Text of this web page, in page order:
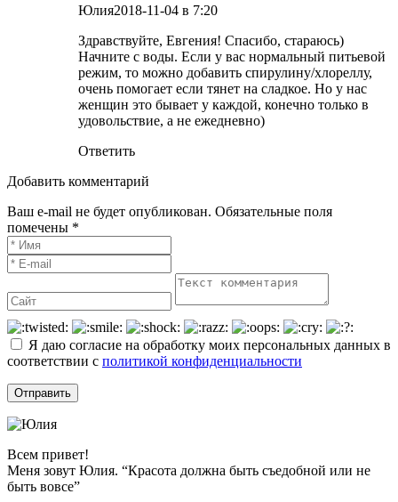
Юлия2018-11-04 в 7:20
Здравствуйте, Евгения! Спасибо, стараюсь)
Начните с воды. Если у вас нормальный питьевой
режим, то можно добавить спирулину/хлореллу,
очень помогает если тянет на сладкое. Но у нас
женщин это бывает у каждой, конечно только в
удовольствие, а не ежедневно)
Ответить
Добавить комментарий
Ваш e-mail не будет опубликован. Обязательные поля
помечены *
Я даю согласие на обработку моих персональных данных в
соответствии с политикой конфиденциальности
Всем привет!
Меня зовут Юлия. “Красота должна быть съедобной или не
быть вовсе”